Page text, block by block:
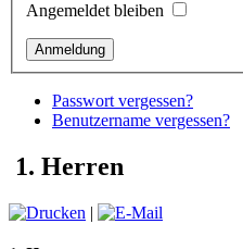
Angemeldet bleiben
Passwort vergessen?
Benutzername vergessen?
1. Herren
|